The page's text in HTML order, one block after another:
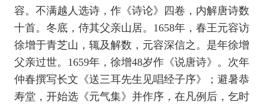
容。不满越人选诗，作《诗论》四卷，内解唐诗数
十首。冬底，侍其父亲山居。1658年，春王元容访
徐增于青芝山，辄及解数，元容深信之。是年徐增
父亲过世。1659年，徐增48岁作《说唐诗》。次年
仲春撰写长文《送三耳先生见唱经子序》；避暑恭
寿堂，开始选《元气集》并作序，在凡例后，乞时